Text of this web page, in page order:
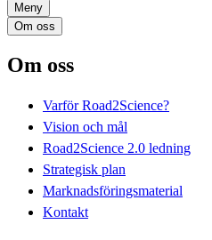
Meny
Om oss
Om oss
Varför Road2Science?
Vision och mål
Road2Science 2.0 ledning
Strategisk plan
Marknadsföringsmaterial
Kontakt